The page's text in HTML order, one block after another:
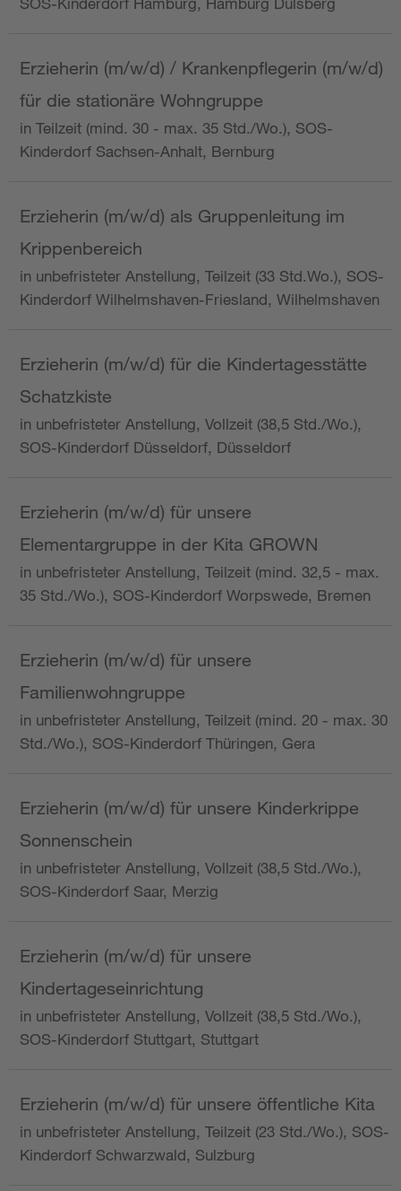
Erzieherin (m/w/d) / Krankenpflegerin (m/w/d)
für die stationäre Wohngruppe
in Teilzeit (mind. 30 - max. 35 Std./Wo.), SOS-
Kinderdorf Sachsen-Anhalt, Bernburg
Erzieherin (m/w/d) als Gruppenleitung im
Krippenbereich
in unbefristeter Anstellung, Teilzeit (33 Std.Wo.), SOS-
Kinderdorf Wilhelmshaven-Friesland, Wilhelmshaven
Erzieherin (m/w/d) für die Kindertagesstätte
Schatzkiste
in unbefristeter Anstellung, Vollzeit (38,5 Std./Wo.),
SOS-Kinderdorf Düsseldorf, Düsseldorf
Erzieherin (m/w/d) für unsere
Elementargruppe in der Kita GROWN
in unbefristeter Anstellung, Teilzeit (mind. 32,5 - max.
35 Std./Wo.), SOS-Kinderdorf Worpswede, Bremen
Erzieherin (m/w/d) für unsere
Familienwohngruppe
in unbefristeter Anstellung, Teilzeit (mind. 20 - max. 30
Std./Wo.), SOS-Kinderdorf Thüringen, Gera
Erzieherin (m/w/d) für unsere Kinderkrippe
Sonnenschein
in unbefristeter Anstellung, Vollzeit (38,5 Std./Wo.),
SOS-Kinderdorf Saar, Merzig
Erzieherin (m/w/d) für unsere
Kindertageseinrichtung
in unbefristeter Anstellung, Vollzeit (38,5 Std./Wo.),
SOS-Kinderdorf Stuttgart, Stuttgart
Erzieherin (m/w/d) für unsere öffentliche Kita
in unbefristeter Anstellung, Teilzeit (23 Std./Wo.), SOS-
Kinderdorf Schwarzwald, Sulzburg